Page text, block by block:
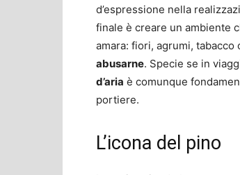
d’espressione nella
finale è creare un ambiente
amara: fiori, agrumi,
abusarne. Specie se in
d’aria è comunque
portiere.
L’icona del pino